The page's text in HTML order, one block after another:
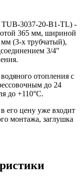
TUB-3037-20-B1-TL) -
365 мм, шириной
(3-х трубчатый),
3/4"
отопления с
до 24
до +110°С.
его цену уже входит
монтажа, заглушка